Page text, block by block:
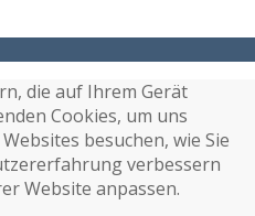
die auf Ihrem Gerät
Cookies, um uns
besuchen, wie Sie
verbessern
Website anpassen.